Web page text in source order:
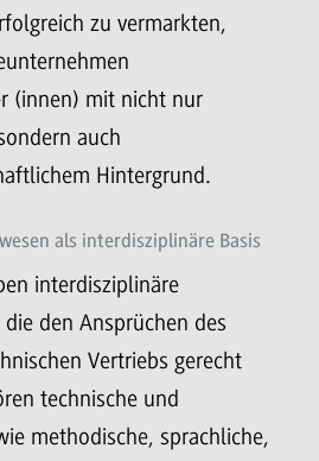
zu vermarkten,
(innen) mit nicht nur
auch
Hintergrund.
als interdisziplinäre Basis
interdisziplinäre
den Ansprüchen des
Vertriebs gerecht
technische und
methodische, sprachliche,